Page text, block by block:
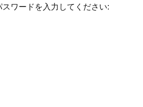
ワードを入力してください: